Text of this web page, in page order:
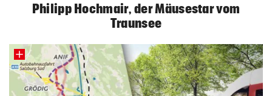
Philipp Hochmair, der Mäusestar vom
Traunsee